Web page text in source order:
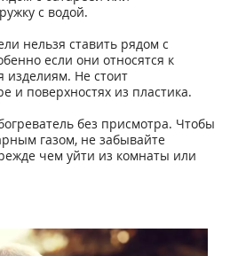
с водой.
нельзя ставить рядом с
если они относятся к
изделиям. Не стоит
и поверхностях из пластика.
без присмотра. Чтобы
газом, не забывайте
чем уйти из комнаты или